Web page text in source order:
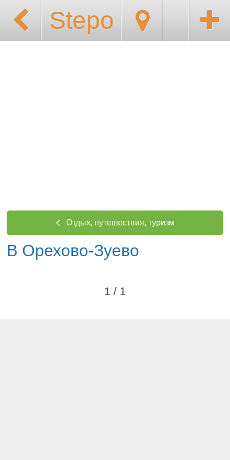
Stepo
Отдых, путешествия, туризм
В Орехово-Зуево
1 / 1